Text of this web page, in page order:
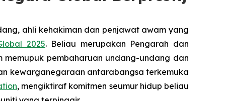
ahli kehakiman dan penjawat awam yang
2025. Beliau merupakan Pengarah dan
memupuk pembaharuan undang-undang dan
kewarganegaraan antarabangsa terkemuka
, mengiktiraf komitmen seumur hidup beliau